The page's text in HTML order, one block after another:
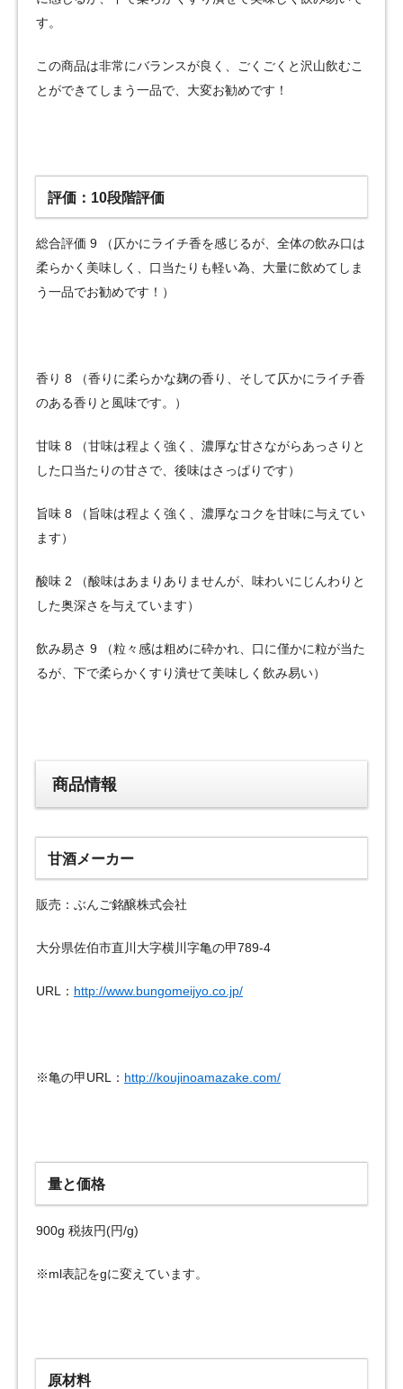
す。
この商品は非常にバランスが良く、ごくごくと沢山飲むこ
とができてしまう一品で、大変お勧めです！
評価：10段階評価
総合評価 9 （仄かにライチ香を感じるが、全体の飲み口は
柔らかく美味しく、口当たりも軽い為、大量に飲めてしま
う一品でお勧めです！）
香り 8 （香りに柔らかな麹の香り、そして仄かにライチ香
のある香りと風味です。）
甘味 8 （甘味は程よく強く、濃厚な甘さながらあっさりと
した口当たりの甘さで、後味はさっぱりです）
旨味 8 （旨味は程よく強く、濃厚なコクを甘味に与えてい
ます）
酸味 2 （酸味はあまりありませんが、味わいにじんわりと
した奥深さを与えています）
飲み易さ 9 （粒々感は粗めに砕かれ、口に僅かに粒が当た
るが、下で柔らかくすり潰せて美味しく飲み易い）
商品情報
甘酒メーカー
販売：ぶんご銘醸株式会社
大分県佐伯市直川大字横川字亀の甲789-4
URL： http://www.bungomeijyo.co.jp/
※亀の甲URL： http://koujinoamazake.com/
量と価格
900g 税抜円(円/g)
※ml表記をgに変えています。
原材料